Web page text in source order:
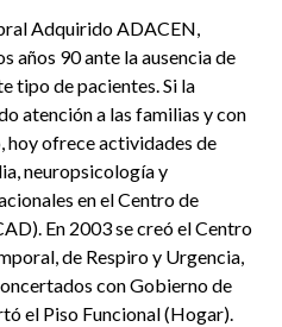
Adquirido ADACEN,
años 90 ante la ausencia de
tipo de pacientes. Si la
atención a las familias y con
hoy ofrece actividades de
neuropsicología y
en el Centro de
En 2003 se creó el Centro
de Respiro y Urgencia,
con Gobierno de
el Piso Funcional (Hogar).